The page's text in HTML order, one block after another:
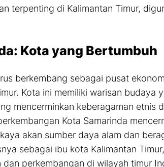
terpenting di Kalimantan Timur,
Kota yang Bertumbuh
berkembang sebagai pusat
Kota ini memiliki warisan
mencerminkan keberagaman etnis
Kota Samarinda
akan sumber daya alam dan
sebagai ibu kota Kalimantan
dan perkembangan di wilayah timur